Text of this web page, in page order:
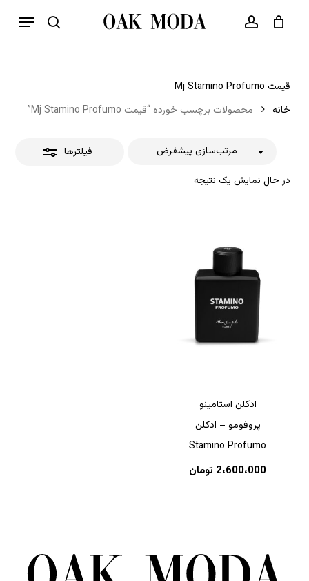
جستجو حساب کاربری
فهرست
سبد خرید بستن
قیمت Mj Stamino Profumo
خانه
محصولات برچسب خورده “قیمت Mj Stamino Profumo”
فیلترها
در حال نمایش یک نتیجه
مرتب‌سازی پیشفرض
بستن
ادکلن استامینو
پروفومو – ادکلن
Stamino Profumo
2،600،000 تومان